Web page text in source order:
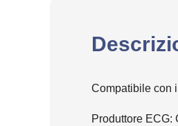
Compatibile con
Produttore ECG: